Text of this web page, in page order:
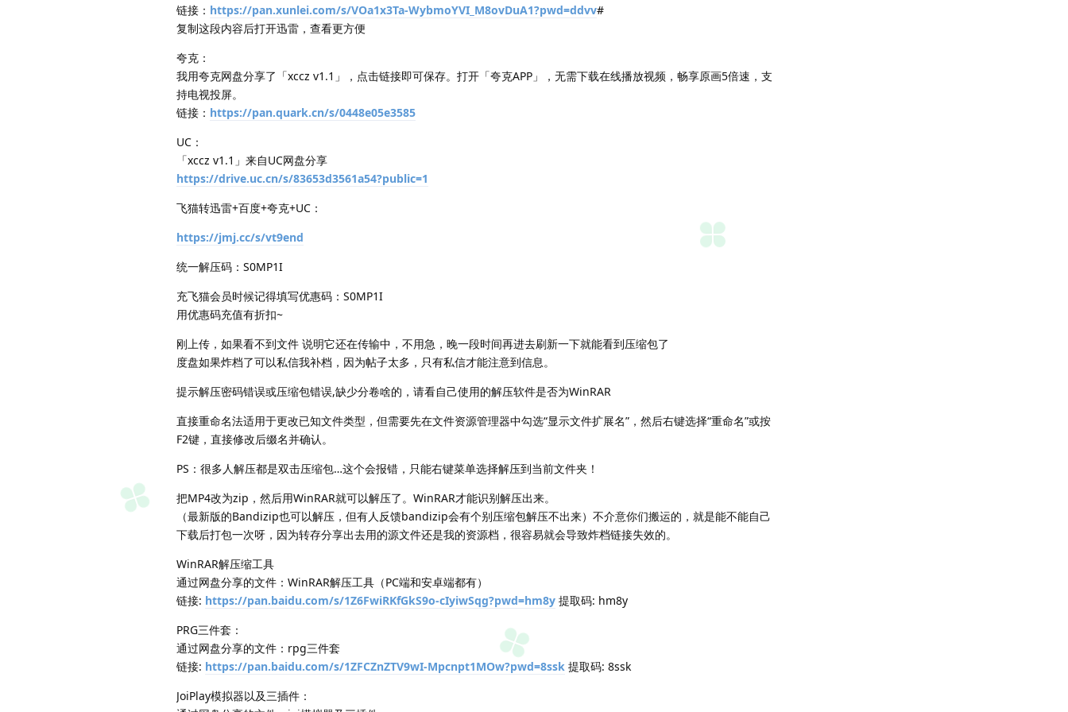
链接： https://pan.xunlei.com/s/VOa1x3Ta-WybmoYVI_M8ovDuA1?pwd=ddvv#
复制这段内容后打开迅雷，查看更方便
夸克：
我用夸克网盘分享了「xccz v1.1」，点击链接即可保存。打开「夸克APP」，无需下载在线播放视频，畅享原画5倍速，支
持电视投屏。
链接： https://pan.quark.cn/s/0448e05e3585
UC：
「xccz v1.1」来自UC网盘分享
https://drive.uc.cn/s/83653d3561a54?public=1
飞猫转迅雷+百度+夸克+UC：
https://jmj.cc/s/vt9end
统一解压码：S0MP1I
充飞猫会员时候记得填写优惠码：S0MP1I
用优惠码充值有折扣~
刚上传，如果看不到文件 说明它还在传输中，不用急，晚一段时间再进去刷新一下就能看到压缩包了
度盘如果炸档了可以私信我补档，因为帖子太多，只有私信才能注意到信息。
提示解压密码错误或压缩包错误,缺少分卷啥的，请看自己使用的解压软件是否为WinRAR
直接重命名法适用于更改已知文件类型，但需要先在文件资源管理器中勾选“显示文件扩展名”，然后右键选择“重命名”或按
F2键，直接修改后缀名并确认。
PS：很多人解压都是双击压缩包…这个会报错，只能右键菜单选择解压到当前文件夹！
把MP4改为zip，然后用WinRAR就可以解压了。WinRAR才能识别解压出来。
（最新版的Bandizip也可以解压，但有人反馈bandizip会有个别压缩包解压不出来）不介意你们搬运的，就是能不能自己
下载后打包一次呀，因为转存分享出去用的源文件还是我的资源档，很容易就会导致炸档链接失效的。
WinRAR解压缩工具
通过网盘分享的文件：WinRAR解压工具（PC端和安卓端都有）
链接: https://pan.baidu.com/s/1Z6FwiRKfGkS9o-cIyiwSqg?pwd=hm8y 提取码: hm8y
PRG三件套：
通过网盘分享的文件：rpg三件套
链接: https://pan.baidu.com/s/1ZFCZnZTV9wI-Mpcnpt1MOw?pwd=8ssk 提取码: 8ssk
JoiPlay模拟器以及三插件：